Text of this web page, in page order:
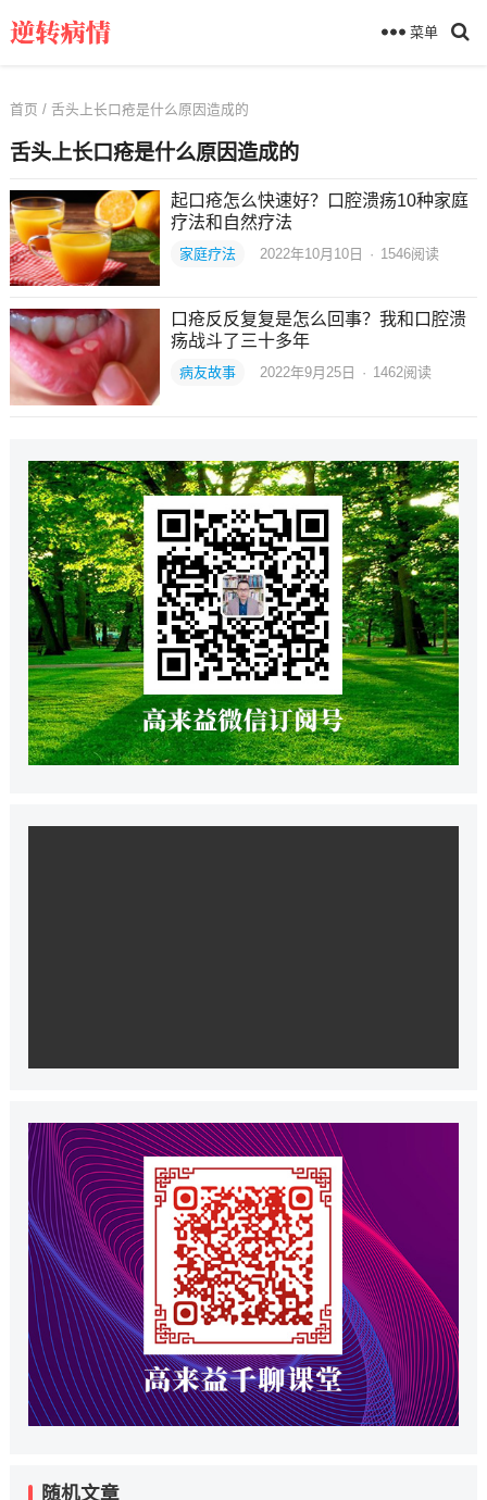
菜单
首页 / 舌头上长口疮是什么原因造成的
舌头上长口疮是什么原因造成的
起口疮怎么快速好？口腔溃疡10种家庭
疗法和自然疗法
家庭疗法 2022年10月10日 · 1546阅读
口疮反反复复是怎么回事？我和口腔溃
疡战斗了三十多年
病友故事 2022年9月25日 · 1462阅读
随机文章